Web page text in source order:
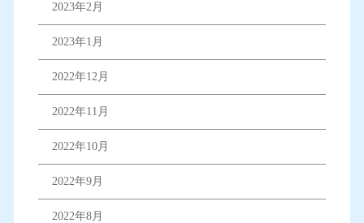
2023年2月
2023年1月
2022年12月
2022年11月
2022年10月
2022年9月
2022年8月